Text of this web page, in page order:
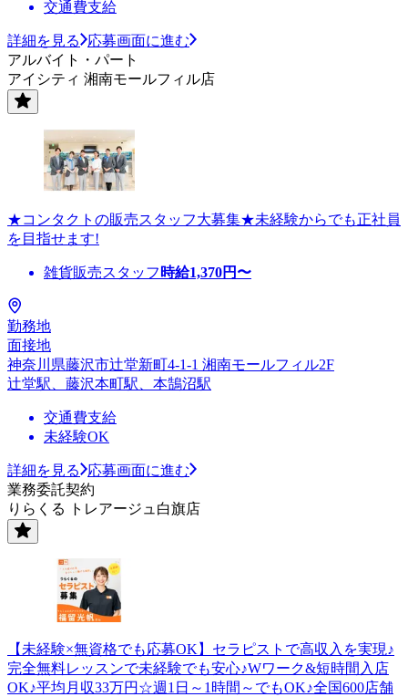
交通費支給
詳細を見る
応募画面に進む
アルバイト・パート
アイシティ 湘南モールフィル店
★コンタクトの販売スタッフ大募集★未経験からでも正社員
を目指せます!
雑貨販売スタッフ 時給1,370円〜
勤務地
面接地
神奈川県藤沢市辻堂新町4-1-1 湘南モールフィル2F
辻堂駅、藤沢本町駅、本鵠沼駅
交通費支給
未経験OK
詳細を見る
応募画面に進む
業務委託契約
りらくる トレアージュ白旗店
【未経験×無資格でも応募OK】セラピストで高収入を実現♪
完全無料レッスンで未経験でも安心♪Wワーク&短時間入店
OK♪平均月収33万円☆週1日～1時間～でもOK♪全国600店舗